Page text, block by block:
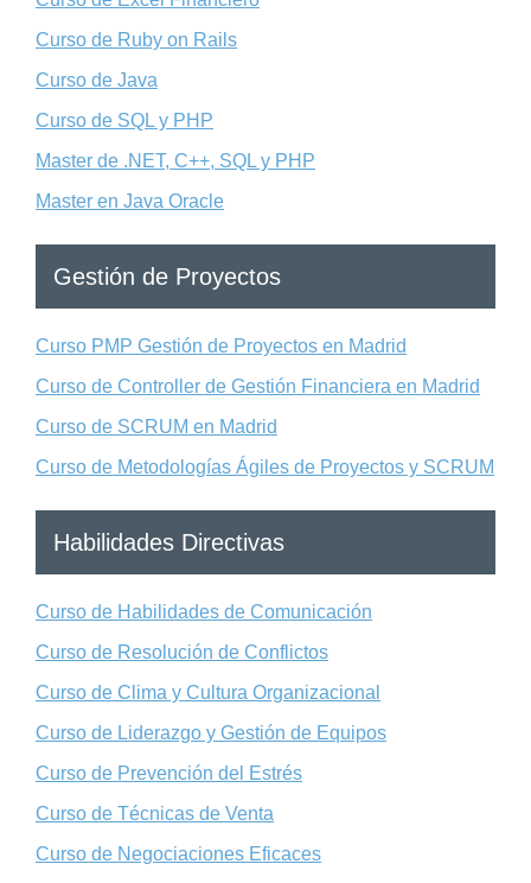
Curso de Ruby on Rails
Curso de Java
Curso de SQL y PHP
Master de .NET, C++, SQL y PHP
Master en Java Oracle
Gestión de Proyectos
Curso PMP Gestión de Proyectos en Madrid
Curso de Controller de Gestión Financiera en Madrid
Curso de SCRUM en Madrid
Curso de Metodologías Ágiles de Proyectos y SCRUM
Habilidades Directivas
Curso de Habilidades de Comunicación
Curso de Resolución de Conflictos
Curso de Clima y Cultura Organizacional
Curso de Liderazgo y Gestión de Equipos
Curso de Prevención del Estrés
Curso de Técnicas de Venta
Curso de Negociaciones Eficaces